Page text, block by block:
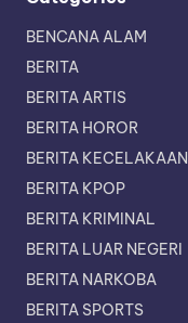
BENCANA ALAM
BERITA
BERITA ARTIS
BERITA HOROR
BERITA KECELAKAAN
BERITA KPOP
BERITA KRIMINAL
BERITA LUAR NEGERI
BERITA NARKOBA
BERITA SPORTS